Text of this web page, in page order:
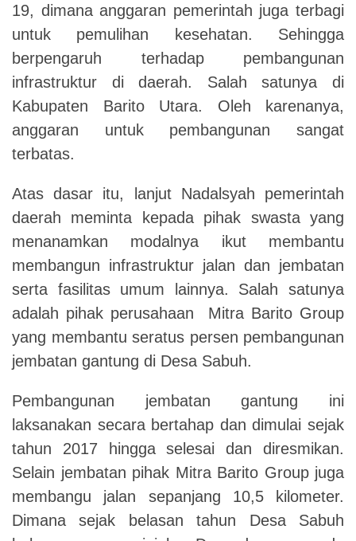
19, dimana anggaran pemerintah juga terbagi
untuk pemulihan kesehatan. Sehingga
berpengaruh terhadap pembangunan
infrastruktur di daerah. Salah satunya di
Kabupaten Barito Utara. Oleh karenanya,
anggaran untuk pembangunan sangat
terbatas.
Atas dasar itu, lanjut Nadalsyah pemerintah
daerah meminta kepada pihak swasta yang
menanamkan modalnya ikut membantu
membangun infrastruktur jalan dan jembatan
serta fasilitas umum lainnya. Salah satunya
adalah pihak perusahaan Mitra Barito Group
yang membantu seratus persen pembangunan
jembatan gantung di Desa Sabuh.
Pembangunan jembatan gantung ini
laksanakan secara bertahap dan dimulai sejak
tahun 2017 hingga selesai dan diresmikan.
Selain jembatan pihak Mitra Barito Group juga
membangu jalan sepanjang 10,5 kilometer.
Dimana sejak belasan tahun Desa Sabuh